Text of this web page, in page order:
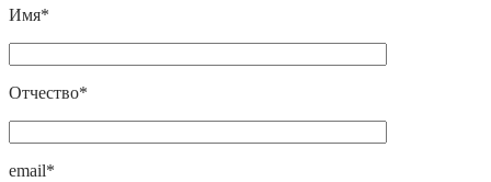
Имя*
Отчество*
email*